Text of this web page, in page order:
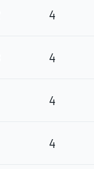
4
4
4
4